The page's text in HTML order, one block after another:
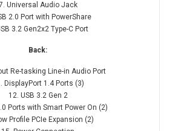
Universal Audio Jack
2.0 Port with PowerShare
3.2 Gen2x2 Type-C Port
Back:
Re-tasking Line-in Audio Port
DisplayPort 1.4 Ports (3)
12. USB 3.2 Gen 2
Ports with Smart Power On (2)
Profile PCIe Expansion (2)